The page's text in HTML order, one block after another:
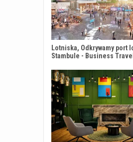
Lotniska, Odkrywamy port
Stambule - Business